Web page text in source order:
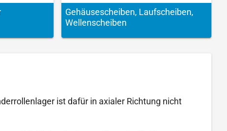
Gehäuse­scheiben, Lauf­scheiben,
Wellen­scheiben
ist dafür in axialer Richtung nicht